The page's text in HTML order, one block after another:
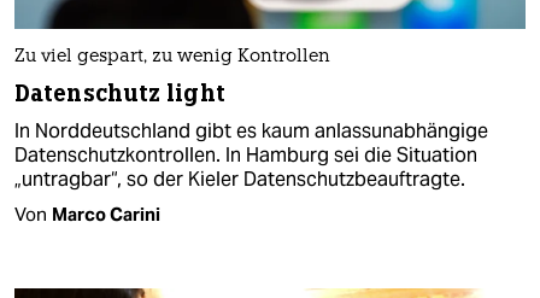
Zu viel gespart, zu wenig Kontrollen
Datenschutz light
In Norddeutschland gibt es kaum anlassunabhängige
Datenschutzkontrollen. In Hamburg sei die Situation
„untragbar“, so der Kieler Datenschutzbeauftragte.
Von Marco Carini